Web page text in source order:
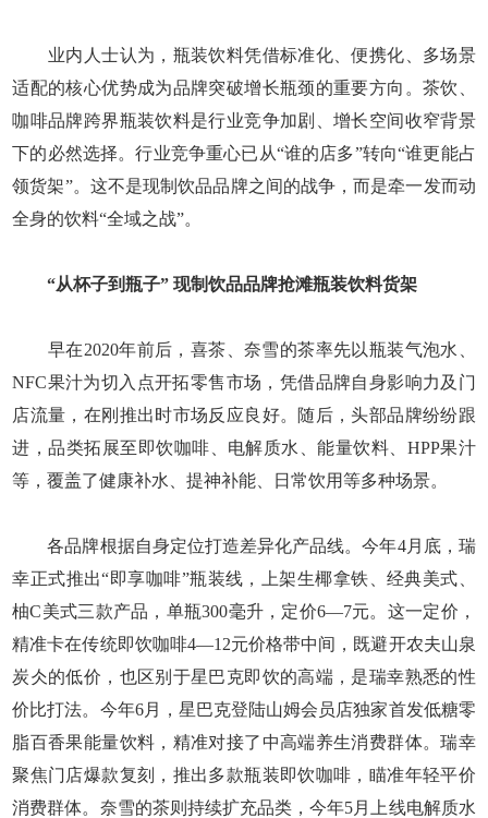
业内人士认为，瓶装饮料凭借标准化、便携化、多场景
适配的核心优势成为品牌突破增长瓶颈的重要方向。茶饮、
咖啡品牌跨界瓶装饮料是行业竞争加剧、增长空间收窄背景
下的必然选择。行业竞争重心已从“谁的店多”转向“谁更能占
领货架”。这不是现制饮品品牌之间的战争，而是牵一发而动
全身的饮料“全域之战”。
“从杯子到瓶子”现制饮品品牌抢滩瓶装饮料货架
早在2020年前后，喜茶、奈雪的茶率先以瓶装气泡水、
NFC果汁为切入点开拓零售市场，凭借品牌自身影响力及门
店流量，在刚推出时市场反应良好。随后，头部品牌纷纷跟
进，品类拓展至即饮咖啡、电解质水、能量饮料、HPP果汁
等，覆盖了健康补水、提神补能、日常饮用等多种场景。
各品牌根据自身定位打造差异化产品线。今年4月底，瑞
幸正式推出“即享咖啡”瓶装线，上架生椰拿铁、经典美式、
柚C美式三款产品，单瓶300毫升，定价6—7元。这一定价，
精准卡在传统即饮咖啡4—12元价格带中间，既避开农夫山泉
炭仌的低价，也区别于星巴克即饮的高端，是瑞幸熟悉的性
价比打法。今年6月，星巴克登陆山姆会员店独家首发低糖零
脂百香果能量饮料，精准对接了中高端养生消费群体。瑞幸
聚焦门店爆款复刻，推出多款瓶装即饮咖啡，瞄准年轻平价
消费群体。奈雪的茶则持续扩充品类，今年5月上线电解质水